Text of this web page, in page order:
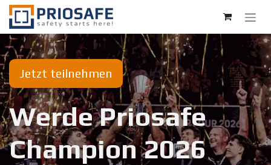
Zum Inhalt springen
Jetzt teilnehmen
Werde Priosafe
Champion 20​26